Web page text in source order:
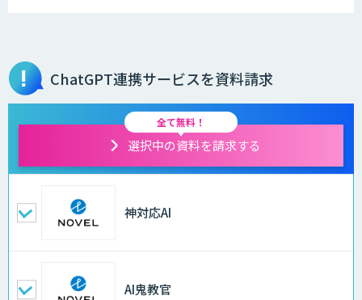
ChatGPT連携サービスを資料請求
全て無料！
選択中の資料を請求する
神対応AI
AI鬼教官